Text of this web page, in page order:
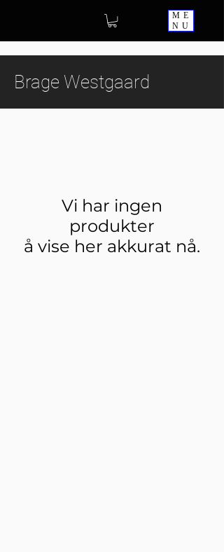
ME
NU
Brage Westgaard
Vi har ingen
produkter
å vise her akkurat nå.